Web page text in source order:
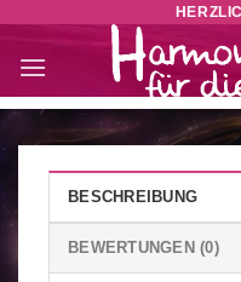
springen
BESCHREIBUNG
BEWERTUNGEN (0)